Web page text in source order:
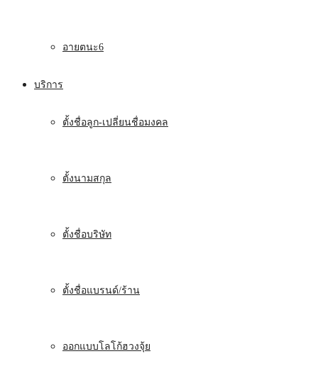
อายตนะ6
บริการ
ตั้งชื่อลูก-เปลี่ยนชื่อมงคล
ตั้งนามสกุล
ตั้งชื่อบริษัท
ตั้งชื่อแบรนด์/ร้าน
ออกแบบโลโก้ฮวงจุ้ย